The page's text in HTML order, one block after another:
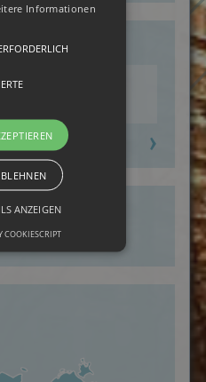
Praxiserfahrung
Informationen
ANZEIGEN
COOKIESCRIPT